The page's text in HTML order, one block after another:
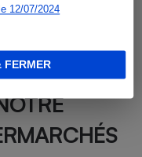
12/07/2024
FERMER
€